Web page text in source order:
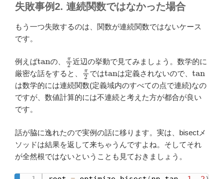
失敗事例2. 連続関数ではなかった場合
もう一つ失敗するのは、関数が連続関数ではないケース
です。
例えばtan の、 π 2
近辺の挙動で見てみましょう。数学的に
厳密な話をすると、
π 2
ではtan は定義されないので、tan
は数学的には連続関数(定義域内のすべての点で連続)なの
ですが、数値計算的には不連続と考えた方が都合が良い
です。
話が脇に逸れたので実例の話に移ります。実は、bisectメ
ソッドは結果を返して来ちゃうんですよね。そしてそれ
が全然根ではないということも見ておきましょう。